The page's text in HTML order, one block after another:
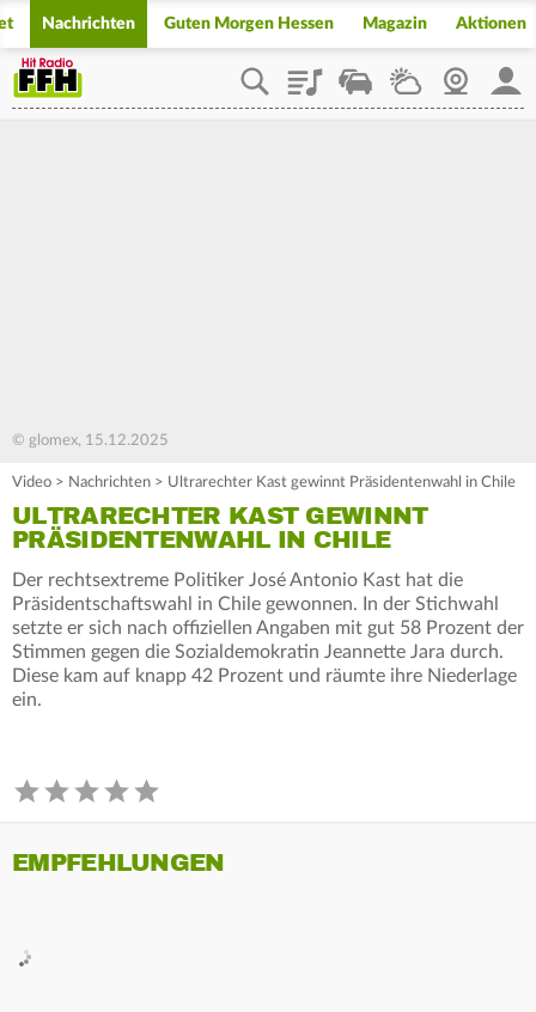
Nachrichten Guten Morgen Hessen Magazin Aktionen
PlaylistStaupilotWetterWebcam
© glomex, 15.12.2025
Video > Nachrichten > Ultrarechter Kast gewinnt Präsidentenwahl in Chile
ULTRARECHTER KAST GEWINNT
PRÄSIDENTENWAHL IN CHILE
Der rechtsextreme Politiker José Antonio Kast hat die
Präsidentschaftswahl in Chile gewonnen. In der Stichwahl
setzte er sich nach offiziellen Angaben mit gut 58 Prozent der
Stimmen gegen die Sozialdemokratin Jeannette Jara durch.
Diese kam auf knapp 42 Prozent und räumte ihre Niederlage
ein.
EMPFEHLUNGEN